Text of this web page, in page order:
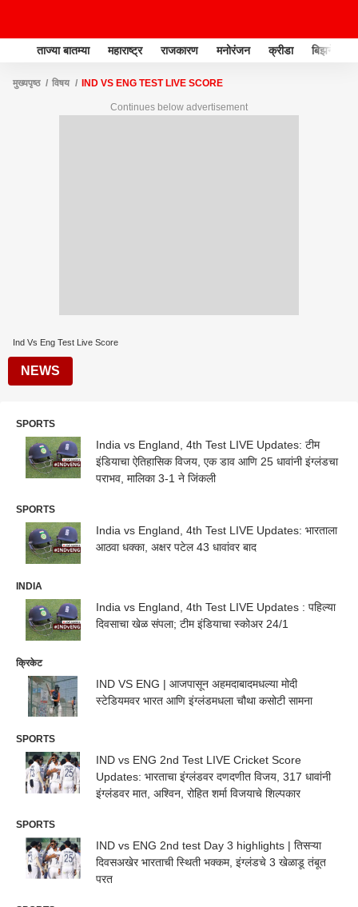
ताज्या बातम्या महाराष्ट्र राजकारण मनोरंजन क्रीडा बिझनेस
मुख्यपृष्ठ विषय IND VS ENG TEST LIVE SCORE
Continues below advertisement
Ind Vs Eng Test Live Score
NEWS
SPORTS
India vs England, 4th Test LIVE Updates: टीम
इंडियाचा ऐतिहासिक विजय, एक डाव आणि 25 धावांनी इंग्लंडचा
पराभव, मालिका 3-1 ने जिंकली
SPORTS
India vs England, 4th Test LIVE Updates: भारताला
आठवा धक्का, अक्षर पटेल 43 धावांवर बाद
INDIA
India vs England, 4th Test LIVE Updates : पहिल्या
दिवसाचा खेळ संपला; टीम इंडियाचा स्कोअर 24/1
क्रिकेट
IND VS ENG | आजपासून अहमदाबादमधल्या मोदी
स्टेडियमवर भारत आणि इंग्लंडमधला चौथा कसोटी सामना
SPORTS
IND vs ENG 2nd Test LIVE Cricket Score
Updates: भारताचा इंग्लंडवर दणदणीत विजय, 317 धावांनी
इंग्लंडवर मात, अश्विन, रोहित शर्मा विजयाचे शिल्पकार
SPORTS
IND vs ENG 2nd test Day 3 highlights | तिसऱ्या
दिवसअखेर भारताची स्थिती भक्कम, इंग्लंडचे 3 खेळाडू तंबूत
परत